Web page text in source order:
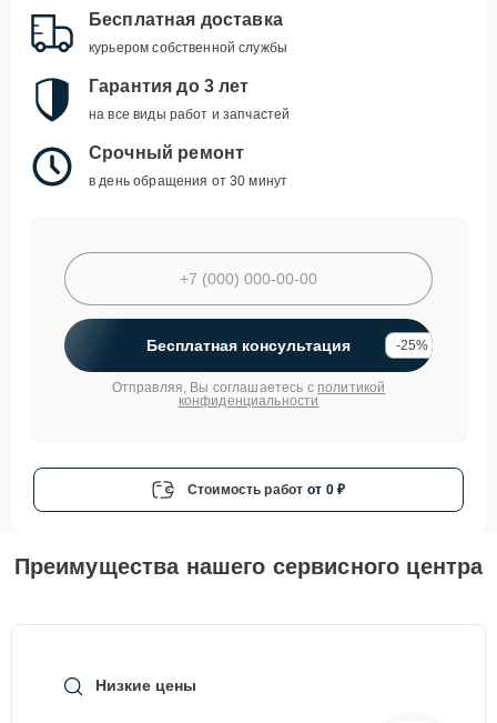
Бесплатная доставка
курьером собственной службы
Гарантия до 3 лет
на все виды работ и запчастей
Срочный ремонт
в день обращения от 30 минут
Бесплатная консультация -25%
Отправляя, Вы соглашаетесь с политикой
конфиденциальности
Стоимость работ от 0 ₽
Преимущества нашего сервисного центра
Низкие цены